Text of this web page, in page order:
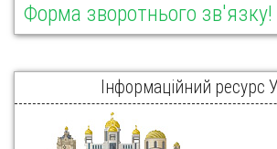
Форма зворотнього зв'язку!
Інформаційний ресурс